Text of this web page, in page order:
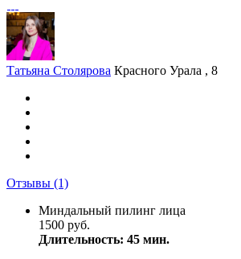
Татьяна Столярова Красного Урала , 8
Отзывы (1)
Миндальный пилинг лица
1500 руб.
Длительность: 45 мин.